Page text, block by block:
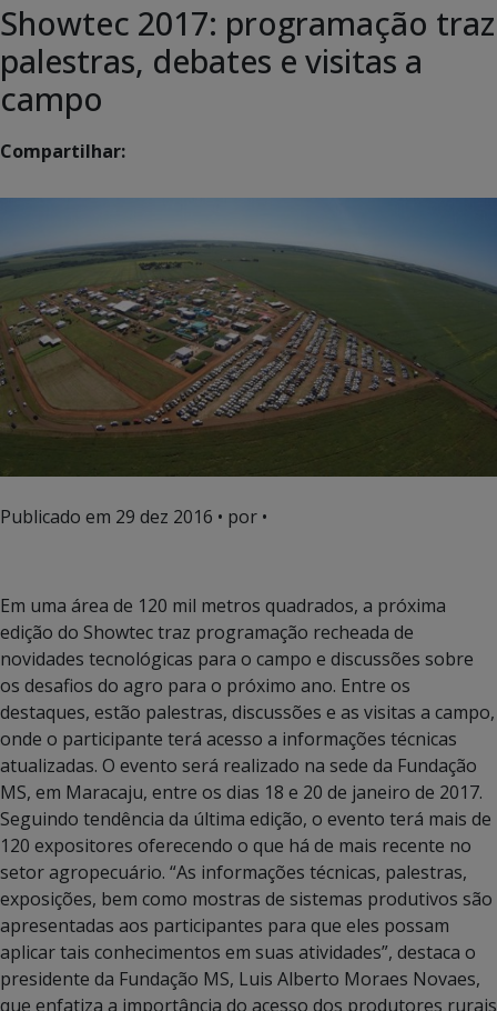
Showtec 2017: programação traz
palestras, debates e visitas a
campo
Compartilhar:
Publicado em 29 dez 2016 • por •
Em uma área de 120 mil metros quadrados, a próxima
edição do Showtec traz programação recheada de
novidades tecnológicas para o campo e discussões sobre
os desafios do agro para o próximo ano. Entre os
destaques, estão palestras, discussões e as visitas a campo,
onde o participante terá acesso a informações técnicas
atualizadas. O evento será realizado na sede da Fundação
MS, em Maracaju, entre os dias 18 e 20 de janeiro de 2017.
Seguindo tendência da última edição, o evento terá mais de
120 expositores oferecendo o que há de mais recente no
setor agropecuário. “As informações técnicas, palestras,
exposições, bem como mostras de sistemas produtivos são
apresentadas aos participantes para que eles possam
aplicar tais conhecimentos em suas atividades”, destaca o
presidente da Fundação MS, Luis Alberto Moraes Novaes,
que enfatiza a importância do acesso dos produtores rurais